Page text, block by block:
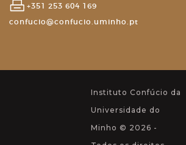
+351 253 604 169
confucio@confucio.uminho.pt
Instituto Confúcio da
Universidade do
Minho © 2026 -